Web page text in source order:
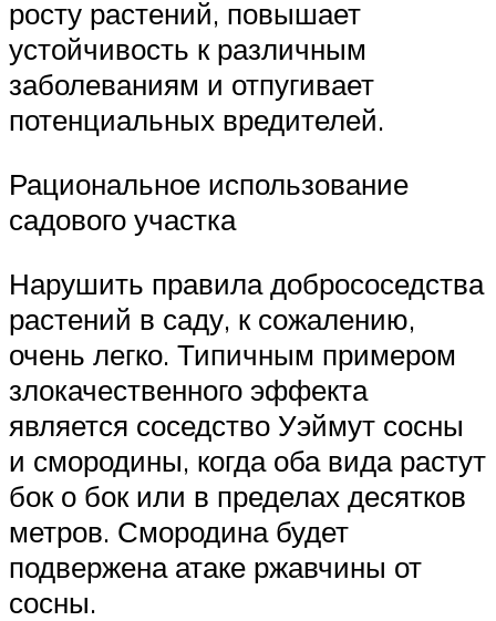
росту растений, повышает
устойчивость к различным
заболеваниям и отпугивает
потенциальных вредителей.
Рациональное использование
садового участка
Нарушить правила добрососедства
растений в саду, к сожалению,
очень легко. Типичным примером
злокачественного эффекта
является соседство Уэймут сосны
и смородины, когда оба вида растут
бок о бок или в пределах десятков
метров. Смородина будет
подвержена атаке ржавчины от
сосны.